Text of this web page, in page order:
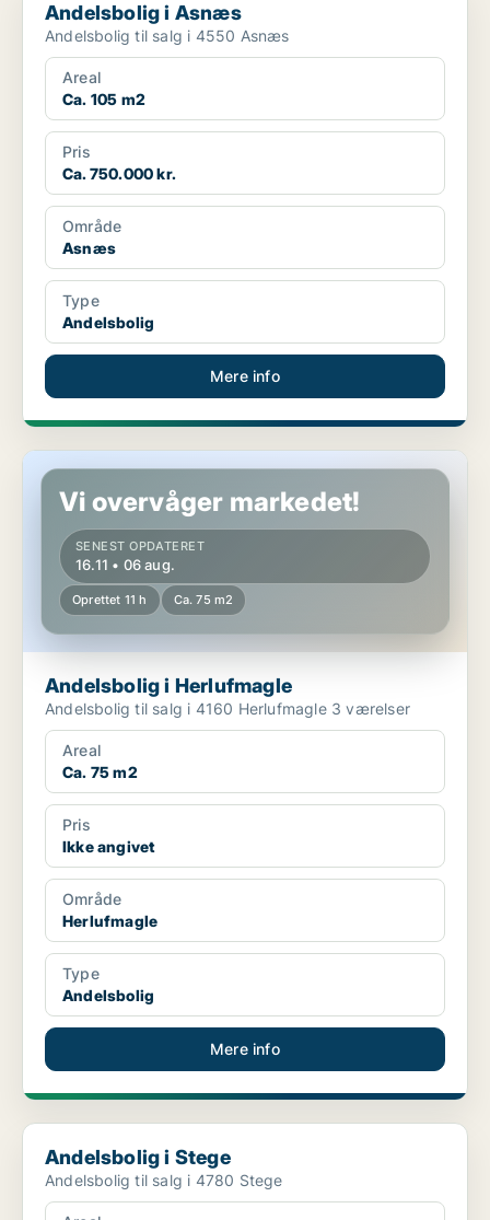
Andelsbolig i Asnæs
Andelsbolig til salg i 4550 Asnæs
Areal
Ca. 105 m2
Pris
Ca. 750.000 kr.
Område
Asnæs
Type
Andelsbolig
Mere info
Andelsbolig i Herlufmagle
Vi overvåger markedet!
SENEST OPDATERET
16.11 • 06 aug.
Oprettet 11 h Ca. 75 m2
Andelsbolig i Herlufmagle
Andelsbolig til salg i 4160 Herlufmagle 3 værelser
Areal
Ca. 75 m2
Pris
Ikke angivet
Område
Herlufmagle
Type
Andelsbolig
Mere info
Andelsbolig i Stege
Andelsbolig i Stege
Andelsbolig til salg i 4780 Stege